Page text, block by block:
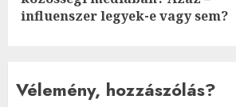
post:
influenszer legyek-e vagy sem?
Vélemény, hozzászólás?